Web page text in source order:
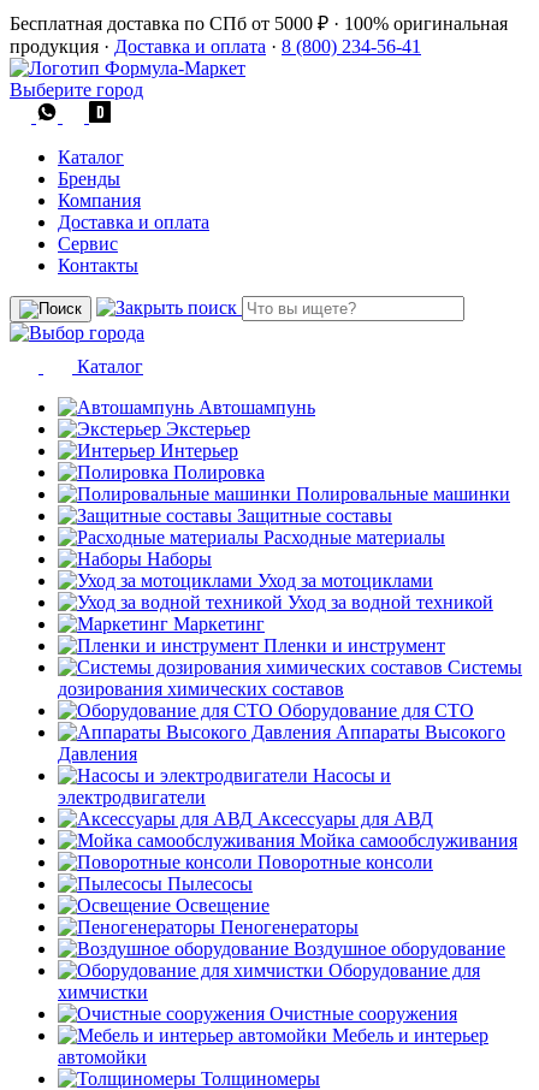
Бесплатная доставка по СПб от 5000 ₽ · 100% оригинальная
продукция · Доставка и оплата · 8 (800) 234-56-41
Выберите город
Каталог
Бренды
Компания
Доставка и оплата
Сервис
Контакты
Каталог
Автошампунь
Экстерьер
Интерьер
Полировка
Полировальные машинки
Защитные составы
Расходные материалы
Наборы
Уход за мотоциклами
Уход за водной техникой
Маркетинг
Пленки и инструмент
Системы
дозирования химических составов
Оборудование для СТО
Аппараты Высокого
Давления
Насосы и
электродвигатели
Аксессуары для АВД
Мойка самообслуживания
Поворотные консоли
Пылесосы
Освещение
Пеногенераторы
Воздушное оборудование
Оборудование для
химчистки
Очистные сооружения
Мебель и интерьер
автомойки
Толщиномеры